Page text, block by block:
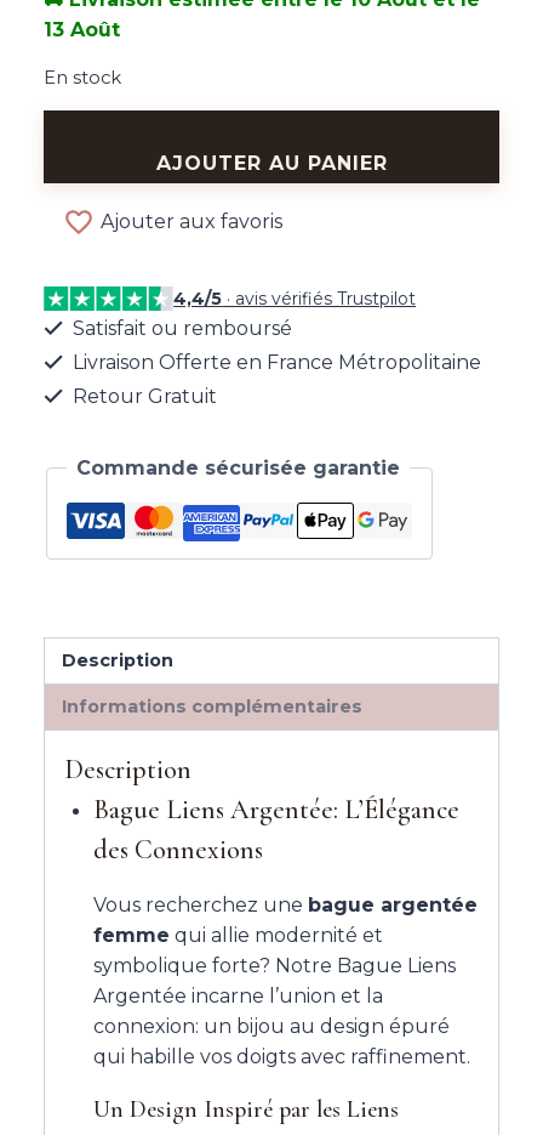
13 Août
En stock
Bague
Liens
AJOUTER AU PANIER
Ajouter aux favoris
4,4/5 · avis vérifiés Trustpilot
Satisfait ou remboursé
Livraison Offerte en France Métropolitaine
Retour Gratuit
Commande sécurisée garantie
Description
Informations complémentaires
Description
Bague Liens Argentée: L’Élégance
des Connexions
Vous recherchez une bague argentée
femme qui allie modernité et
symbolique forte? Notre Bague Liens
Argentée incarne l’union et la
connexion: un bijou au design épuré
qui habille vos doigts avec raffinement.
Un Design Inspiré par les Liens